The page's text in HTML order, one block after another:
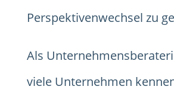
Perspektivenwechsel zu
Als
viele Unternehmen